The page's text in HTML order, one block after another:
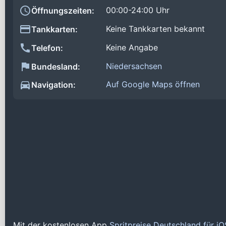
Öffnungszeiten:
00:00-24:00 Uhr
Tankkarten:
Keine Tankkarten bekannt
Telefon:
Keine Angabe
Bundesland:
Niedersachsen
Navigation:
Auf Google Maps öffnen